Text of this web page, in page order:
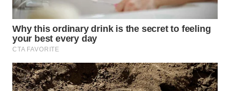
WAHANA
UMKM
WAHANA
SELEB
WAHANA